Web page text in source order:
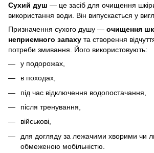
Сухий душ — це засіб для очищення
використання води. Він випускається у
Призначення сухого душу — очищення
неприємного запаху та створення
потреби змивання. Його використовують:
у подорожах,
в походах,
під час відключення водопостачання,
після тренування,
військові,
для догляду за лежачими хворими чи
обмеженою мобільністю.